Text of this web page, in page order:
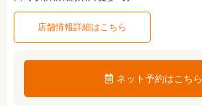
店舗情報詳細はこちら
ネット予約はこちら